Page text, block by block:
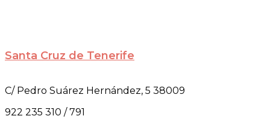
Santa Cruz de Tenerife
C/ Pedro Suárez Hernández, 5 38009
922 235 310 / 791